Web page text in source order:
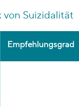
von Suizidalität
Empfehlungsgrad